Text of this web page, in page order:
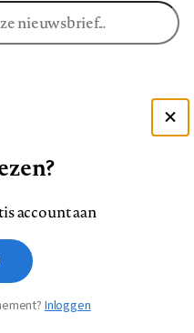
YouTube
Privacy
vragen verdienen
antwoorden
account aan
Inloggen